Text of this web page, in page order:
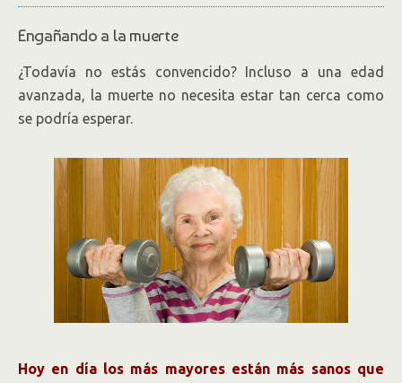
Engañando a la muerte
¿Todavía no estás convencido? Incluso a una edad
avanzada, la muerte no necesita estar tan cerca como
se podría esperar.
Hoy en día los más mayores están más sanos que